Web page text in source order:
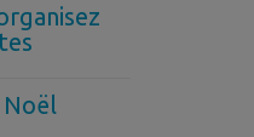
Noël